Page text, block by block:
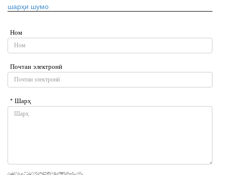
шарҳи шумо
Ном
Почтаи электронӣ
* Шарҳ